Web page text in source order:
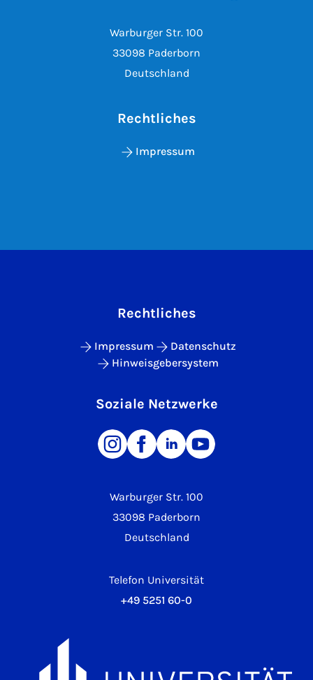
Warburger Str. 100
33098 Paderborn
Deutschland
Rechtliches
Impressum
Warburger Str. 100
33098 Paderborn
Deutschland
Telefon Universität
+49 5251 60-0
Rechtliches
Impressum
Datenschutz
Hinweisgebersystem
Soziale Netzwerke